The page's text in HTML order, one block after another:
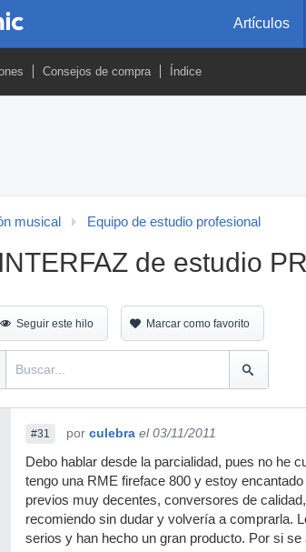
Artículos
Consejos de compra Índice
musical Equipo de estudio profesional
de estudio
Seguir este hilo Marcar como favorito
#31 por culebra el 03/11/2011
Debo hablar desde la parcialidad, pues no he
tengo una RME fireface 800 y estoy
previos muy decentes, conversores de
recomiendo sin dudar y volvería a comprarla.
serios y han hecho un gran producto. Por si